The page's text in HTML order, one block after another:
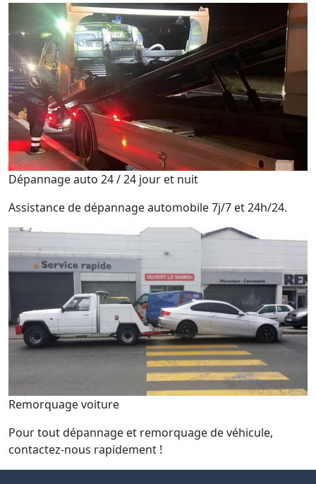
Dépannage auto 24 / 24 jour et nuit
Assistance de dépannage automobile 7j/7 et 24h/24.
Remorquage voiture
Pour tout dépannage et remorquage de véhicule,
contactez-nous rapidement !